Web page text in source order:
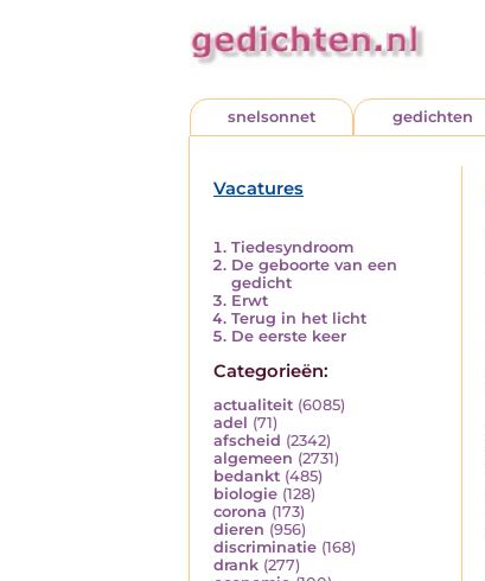
snelsonnet gedichten
Vacatures
Tiedesyndroom
De geboorte van een
gedicht
Erwt
Terug in het licht
De eerste keer
Categorieën:
actualiteit (6085)
adel (71)
afscheid (2342)
algemeen (2731)
bedankt (485)
biologie (128)
corona (173)
dieren (956)
discriminatie (168)
drank (277)